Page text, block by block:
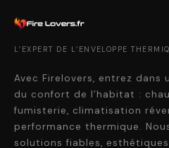
L’EXPERT DE L’ENVELOPPE
Avec Firelovers, entrez dans
du confort de l’habitat :
fumisterie, climatisation
performance thermique.
solutions fiables,